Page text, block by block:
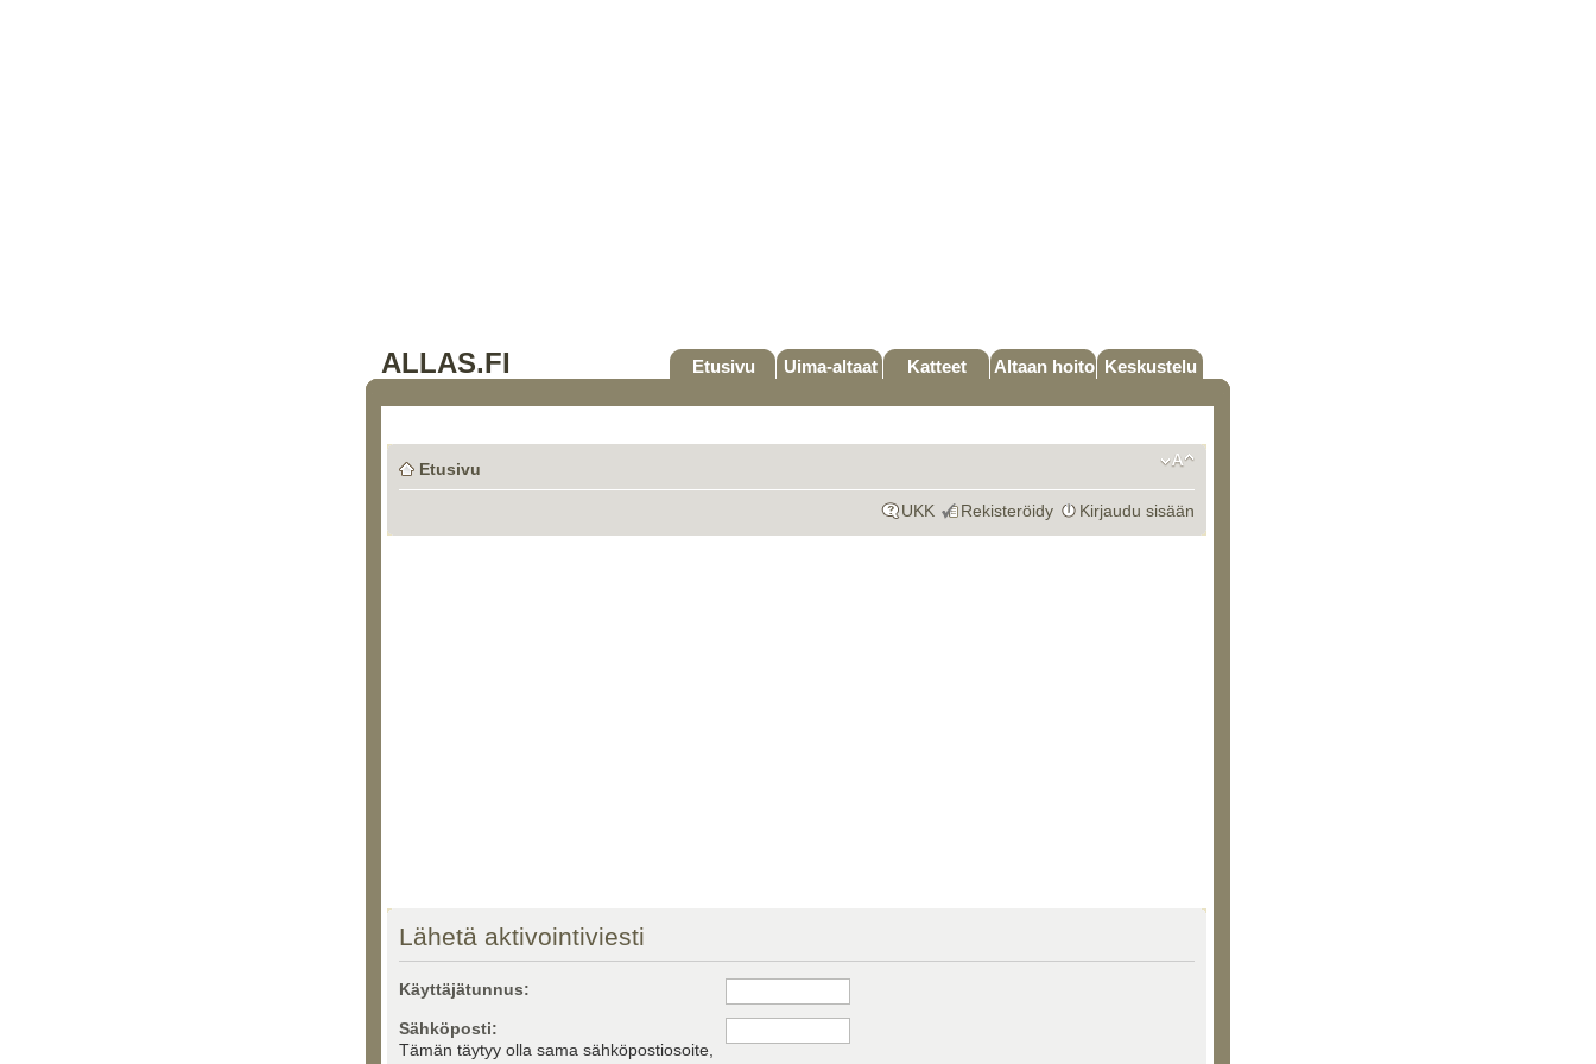
ALLAS.FI Etusivu Uima-altaat Katteet Altaan hoito Keskustelu
Etusivu
UKK Rekisteröidy Kirjaudu sisään
Lähetä aktivointiviesti
Käyttäjätunnus:
Sähköposti:
Tämän täytyy olla sama sähköpostiosoite,